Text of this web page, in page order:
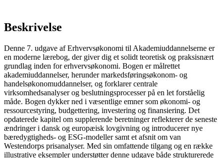
Beskrivelse
Denne 7. udgave af Erhvervsøkonomi til Akademiuddannelserne er
en moderne lærebog, der giver dig et solidt teoretisk og praksisnært
grundlag inden for erhvervsøkonomi. Bogen er målrettet
akademiuddannelser, herunder markedsføringsøkonom- og
handelsøkonomuddannelser, og forklarer centrale
virksomhedsanalyser og beslutningsprocesser på en let forståelig
måde. Bogen dykker ned i væsentlige emner som økonomi- og
ressourcestyring, budgettering, investering og finansiering. Det
opdaterede kapitel om supplerende beretninger reflekterer de seneste
ændringer i dansk og europæisk lovgivning og introducerer nye
bæredygtigheds- og ESG-modeller samt et afsnit om van
Westendorps prisanalyser. Med sin omfattende tilgang og en række
illustrative eksempler understøtter denne udgave både strukturerede